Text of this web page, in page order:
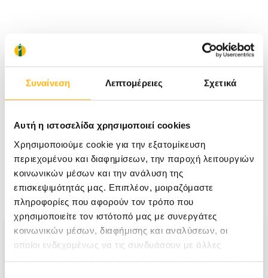
Συναίνεση Λεπτομέρειες Σχετικά
Αυτή η ιστοσελίδα χρησιμοποιεί cookies
Χρησιμοποιούμε cookie για την εξατομίκευση
περιεχομένου και διαφημίσεων, την παροχή λειτουργιών
κοινωνικών μέσων και την ανάλυση της
επισκεψιμότητάς μας. Επιπλέον, μοιραζόμαστε
πληροφορίες που αφορούν τον τρόπο που
χρησιμοποιείτε τον ιστότοπό μας με συνεργάτες
κοινωνικών μέσων, διαφήμισης και αναλύσεων, οι
οποίοι ενδεχομένως να τις συνδυάσουν με άλλες
πληροφορίες που τους έχετε παραχωρήσει ή τις οποίες
Νέα